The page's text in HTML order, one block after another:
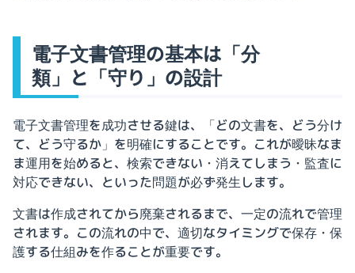
電子文書管理の基本は「分
類」と「守り」の設計
電子文書管理を成功させる鍵は、「どの文書を、どう分け
て、どう守るか」を明確にすることです。これが曖昧なま
ま運用を始めると、検索できない・消えてしまう・監査に
対応できない、といった問題が必ず発生します。
文書は作成されてから廃棄されるまで、一定の流れで管理
されます。この流れの中で、適切なタイミングで保存・保
護する仕組みを作ることが重要です。